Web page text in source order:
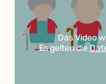
Das Video
Es gelten die